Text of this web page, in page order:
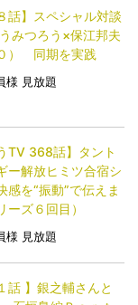
話】スペシャル対談
みつろう×保江邦夫
） 同期を実践
様 見放題
TV 368話】タント
ー解放ヒミツ合宿シ
感を“振動”で伝えま
ーズ６回目）
様 見放題
話 】銀之輔さんと